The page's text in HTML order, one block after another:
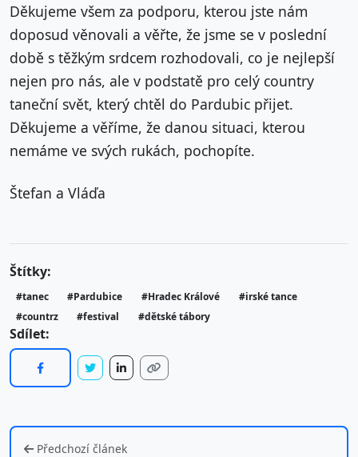
Děkujeme všem za podporu, kterou jste nám
doposud věnovali a věřte, že jsme se v poslední
době s těžkým srdcem rozhodovali, co je nejlepší
nejen pro nás, ale v podstatě pro celý country
taneční svět, který chtěl do Pardubic přijet.
Děkujeme a věříme, že danou situaci, kterou
nemáme ve svých rukách, pochopíte.
Štefan a Vláďa
Štítky:
#tanec #Pardubice #Hradec Králové
#irské tance
#countrz
#festival #dětské tábory
Sdílet:
Předchozí článek